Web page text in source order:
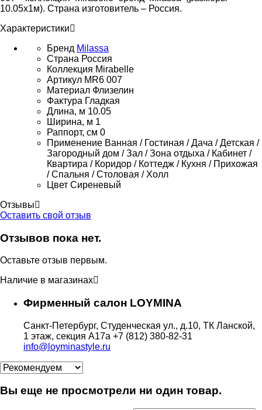
10.05х1м). Страна изготовитель – Россия.
Характеристики
Бренд Milassa
Страна Россия
Коллекция Mirabelle
Артикул MR6 007
Материал Флизелин
Фактура Гладкая
Длина, м 10.05
Ширина, м 1
Раппорт, см 0
Применение Ванная / Гостиная / Дача / Детская /
Загородный дом / Зал / Зона отдыха / Кабинет /
Квартира / Коридор / Коттедж / Кухня / Прихожая
/ Спальня / Столовая / Холл
Цвет Сиреневый
Отзывы
Оставить свой отзыв
Отзывов пока нет.
Оставьте отзыв первым.
Наличие в магазинах
Фирменный салон LOYMINA
Санкт-Петербург, Студенческая ул., д.10, ТК Ланской,
1 этаж, секция А17а +7 (812) 380-82-31
info@loyminastyle.ru
Вы еще не просмотрели ни один товар.